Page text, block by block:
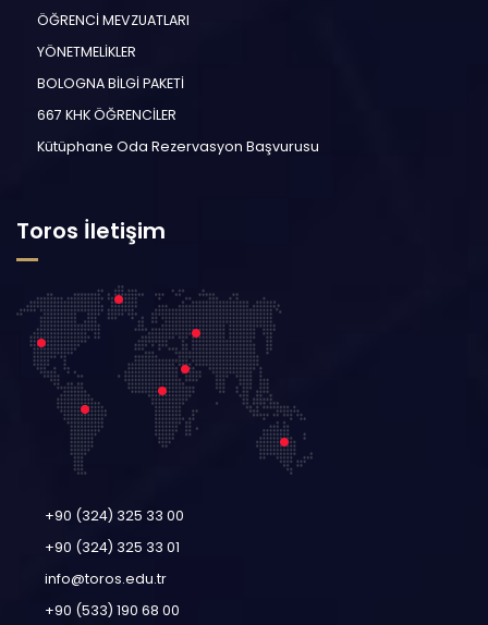
ÖĞRENCİ MEVZUATLARI
YÖNETMELİKLER
BOLOGNA BİLGİ PAKETİ
667 KHK ÖĞRENCİLER
Kütüphane Oda Rezervasyon Başvurusu
Toros İletişim
+90 (324) 325 33 00
+90 (324) 325 33 01
info@toros.edu.tr
+90 (533) 190 68 00